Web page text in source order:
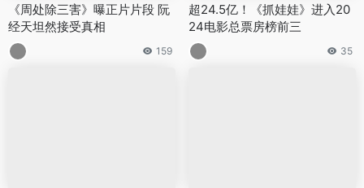
《周处除三害》曝正片片段 阮
经天坦然接受真相
159
超24.5亿！《抓娃娃》进入20
24电影总票房榜前三
35